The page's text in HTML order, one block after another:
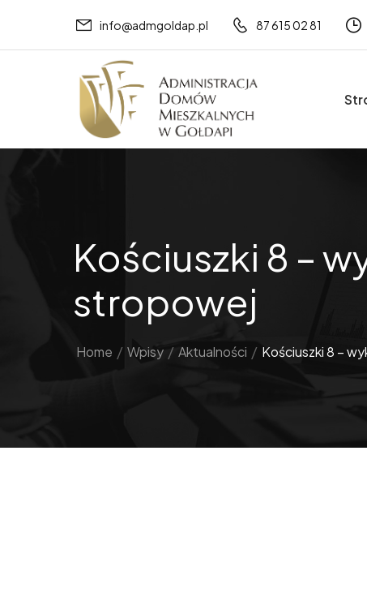
info@admgoldap.pl 87 615 02 81
Kościuszki 8 –
stropowej
Home / Wpisy / Aktualności / Kościuszki 8 –